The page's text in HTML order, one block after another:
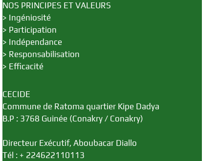
NOS PRINCIPES ET VALEURS
> Ingéniosité
> Participation
> Indépendance
> Responsabilisation
> Efficacité
CECIDE
Commune de Ratoma quartier Kipe Dadya
B.P : 3768 Guinée (Conakry / Conakry)
Directeur Exécutif, Aboubacar Diallo
Tél : + 224622110113